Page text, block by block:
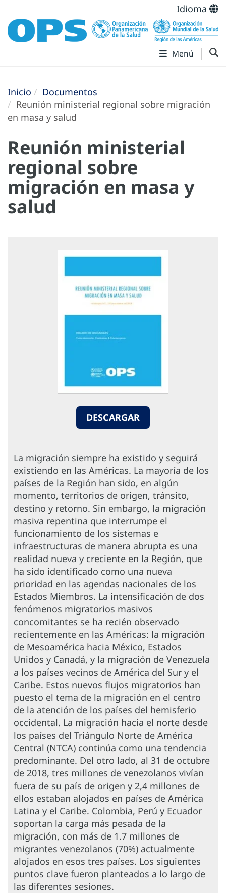
Idioma
Menú
Inicio
Documentos
Reunión ministerial regional sobre migración
en masa y salud
Reunión ministerial
regional sobre
migración en masa y
salud
DESCARGAR
La migración siempre ha existido y seguirá
existiendo en las Américas. La mayoría de los
países de la Región han sido, en algún
momento, territorios de origen, tránsito,
destino y retorno. Sin embargo, la migración
masiva repentina que interrumpe el
funcionamiento de los sistemas e
infraestructuras de manera abrupta es una
realidad nueva y creciente en la Región, que
ha sido identificado como una nueva
prioridad en las agendas nacionales de los
Estados Miembros. La intensificación de dos
fenómenos migratorios masivos
concomitantes se ha recién observado
recientemente en las Américas: la migración
de Mesoamérica hacia México, Estados
Unidos y Canadá, y la migración de Venezuela
a los países vecinos de América del Sur y el
Caribe. Estos nuevos flujos migratorios han
puesto el tema de la migración en el centro
de la atención de los países del hemisferio
occidental. La migración hacia el norte desde
los países del Triángulo Norte de América
Central (NTCA) continúa como una tendencia
predominante. Del otro lado, al 31 de octubre
de 2018, tres millones de venezolanos vivían
fuera de su país de origen y 2,4 millones de
ellos estaban alojados en países de América
Latina y el Caribe. Colombia, Perú y Ecuador
soportan la carga más pesada de la
migración, con más de 1.7 millones de
migrantes venezolanos (70%) actualmente
alojados en esos tres países. Los siguientes
puntos clave fueron planteados a lo largo de
las diferentes sesiones.